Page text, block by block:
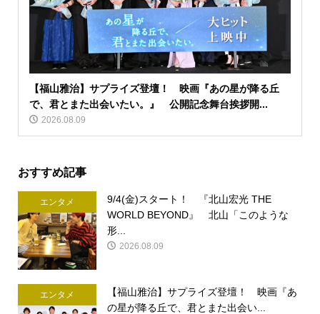
【福山雅治】サプライズ登壇！ 映画『あの星が降る丘
で、君とまた出会いたい。』 公開記念舞台挨拶開...
2026.08.09
おすすめ記事
エンタメ
9/4(金)スタート！ 『北山宏光 THE
WORLD BEYOND』 北山「このような
形...
2026.08.09
エンタメ
【福山雅治】サプライズ登壇！ 映画『あ
の星が降る丘で、君とまた出会い...